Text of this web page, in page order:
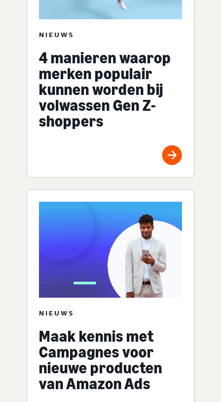
NIEUWS
4 manieren waarop
merken populair
kunnen worden bij
volwassen Gen Z-
shoppers
NIEUWS
Maak kennis met
Campagnes voor
nieuwe producten
van Amazon Ads